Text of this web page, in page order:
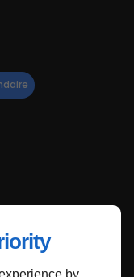
by